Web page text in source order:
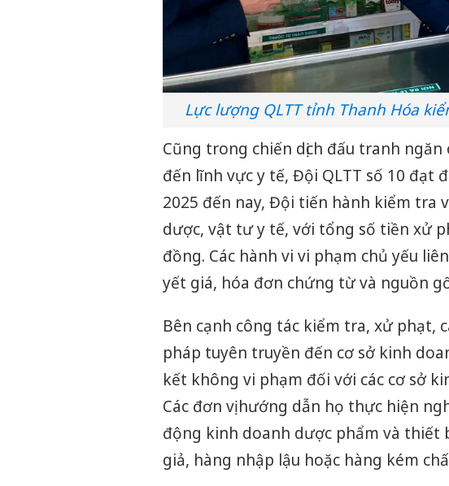
Lực lượng QLTT tỉnh Thanh Hóa
Cũng trong chiến dịch đấu tranh
đến lĩnh vực y tế, Đội QLTT số 10 đạt
2025 đến nay, Đội tiến hành kiểm tra
dược, vật tư y tế, với tổng số tiền xử
đồng. Các hành vi vi phạm chủ yếu
yết giá, hóa đơn chứng từ và nguồn
Bên cạnh công tác kiểm tra, xử phạt,
pháp tuyên truyền đến cơ sở kinh
kết không vi phạm đối với các cơ sở
Các đơn vị hướng dẫn họ thực hiện
động kinh doanh dược phẩm và thiết
giả, hàng nhập lậu hoặc hàng kém